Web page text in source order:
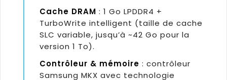
Cache DRAM : 1 Go LPDDR4 +
TurboWrite intelligent (taille de cache
SLC variable, jusqu’à ~42 Go pour la
version 1 To).
Contrôleur & mémoire : contrôleur
Samsung MKX avec technologie